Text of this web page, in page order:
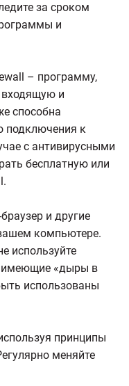
за сроком
и
– программу,
входящую и
способна
подключения к
с антивирусными
бесплатную или
и другие
компьютере.
используйте
имеющие «дыры в
использованы
принципы
меняйте